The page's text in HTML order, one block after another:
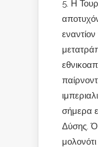
Η
σήμερα
Δύσης.